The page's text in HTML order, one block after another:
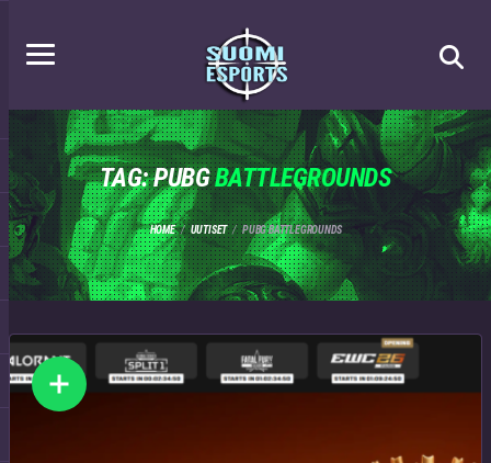
TAG: PUBGBATTLEGROUNDS
HOME UUTISET PUBG BATTLEGROUNDS